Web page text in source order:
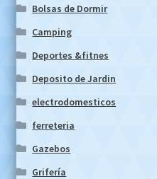
Bolsas de Dormir
Camping
Deportes &fitnes
Deposito de Jardin
electrodomesticos
ferreteria
Gazebos
Grifería